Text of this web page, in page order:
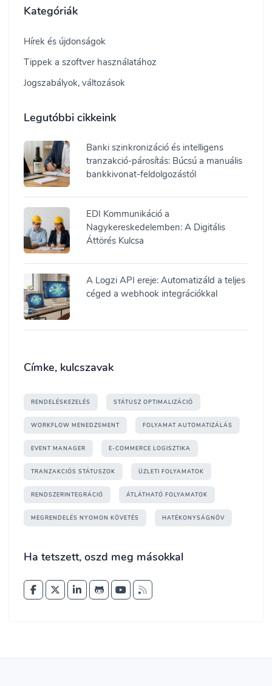
Kategóriák
Hírek és újdonságok
Tippek a szoftver használatához
Jogszabályok, változások
Legutóbbi cikkeink
Banki szinkronizáció és intelligens
tranzakció-párosítás: Búcsú a manuális
bankkivonat-feldolgozástól
EDI Kommunikáció a
Nagykereskedelemben: A Digitális
Áttörés Kulcsa
A Logzi API ereje: Automatizáld a teljes
céged a webhook integrációkkal
Címke, kulcszavak
RENDELÉSKEZELÉS STÁTUSZ OPTIMALIZÁCIÓ
WORKFLOW MENEDZSMENT FOLYAMAT AUTOMATIZÁLÁS
EVENT MANAGER E-COMMERCE LOGISZTIKA
TRANZAKCIÓS STÁTUSZOK ÜZLETI FOLYAMATOK
RENDSZERINTEGRÁCIÓ ÁTLÁTHATÓ FOLYAMATOK
MEGRENDELÉS NYOMON KÖVETÉS HATÉKONYSÁGNÖV
Ha tetszett, oszd meg másokkal